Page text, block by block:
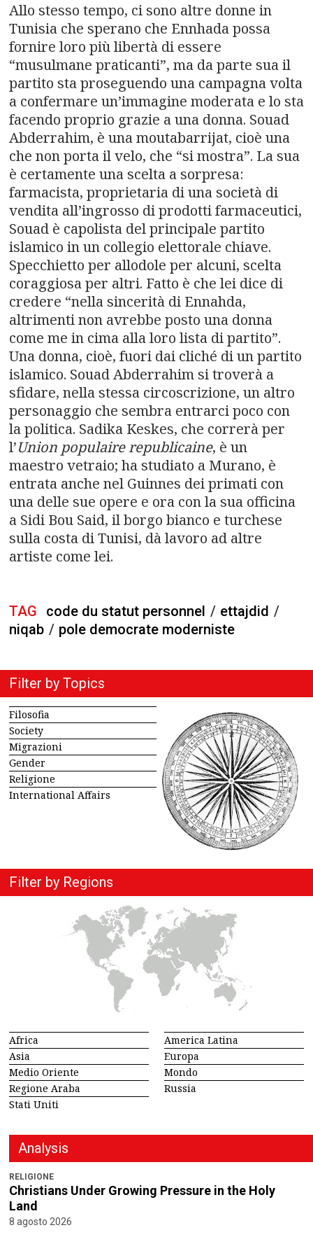
Allo stesso tempo, ci sono altre donne in
Tunisia che sperano che Ennhada possa
fornire loro più libertà di essere
“musulmane praticanti”, ma da parte sua il
partito sta proseguendo una campagna volta
a confermare un’immagine moderata e lo sta
facendo proprio grazie a una donna. Souad
Abderrahim, è una moutabarrijat, cioè una
che non porta il velo, che “si mostra”. La sua
è certamente una scelta a sorpresa:
farmacista, proprietaria di una società di
vendita all’ingrosso di prodotti farmaceutici,
Souad è capolista del principale partito
islamico in un collegio elettorale chiave.
Specchietto per allodole per alcuni, scelta
coraggiosa per altri. Fatto è che lei dice di
credere “nella sincerità di Ennahda,
altrimenti non avrebbe posto una donna
come me in cima alla loro lista di partito”.
Una donna, cioè, fuori dai cliché di un partito
islamico. Souad Abderrahim si troverà a
sfidare, nella stessa circoscrizione, un altro
personaggio che sembra entrarci poco con
la politica. Sadika Keskes, che correrà per
l’Union populaire republicaine, è un
maestro vetraio; ha studiato a Murano, è
entrata anche nel Guinnes dei primati con
una delle sue opere e ora con la sua officina
a Sidi Bou Said, il borgo bianco e turchese
sulla costa di Tunisi, dà lavoro ad altre
artiste come lei.
TAG code du statut personnel / ettajdid /
niqab / pole democrate moderniste
Filter by Topics
Filosofia
Society
Migrazioni
Gender
Religione
International Affairs
Filter by Regions
Africa
America Latina
Asia
Europa
Medio Oriente
Mondo
Regione Araba
Russia
Stati Uniti
Analysis
RELIGIONE
Christians Under Growing Pressure in the Holy
Land
8 agosto 2026